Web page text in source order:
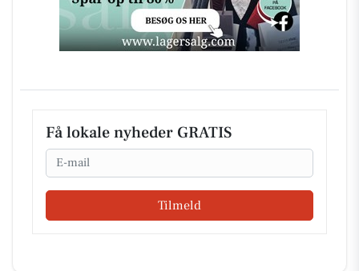
Få lokale nyheder GRATIS
Email
Tilmeld